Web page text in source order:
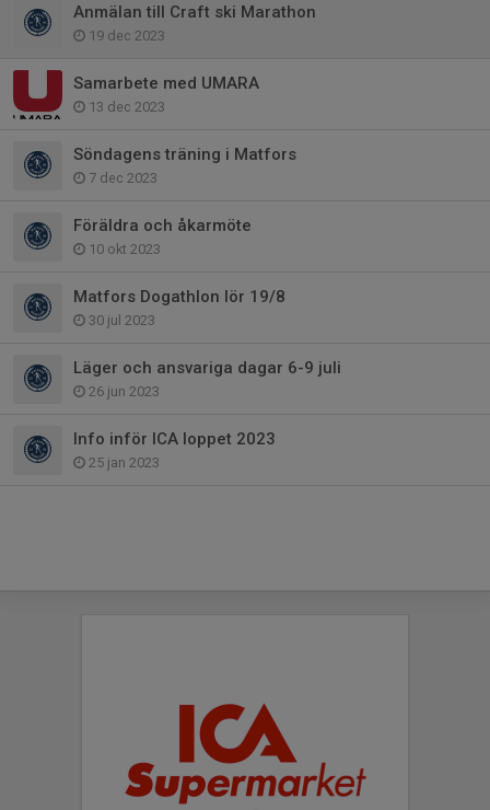
Anmälan till Craft ski Marathon
19 dec 2023
Samarbete med UMARA
13 dec 2023
Söndagens träning i Matfors
7 dec 2023
Föräldra och åkarmöte
10 okt 2023
Matfors Dogathlon lör 19/8
30 jul 2023
Läger och ansvariga dagar 6-9 juli
26 jun 2023
Info inför ICA loppet 2023
25 jan 2023